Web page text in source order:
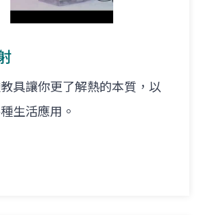
具讓你更了解熱的本質，以
生活應用。